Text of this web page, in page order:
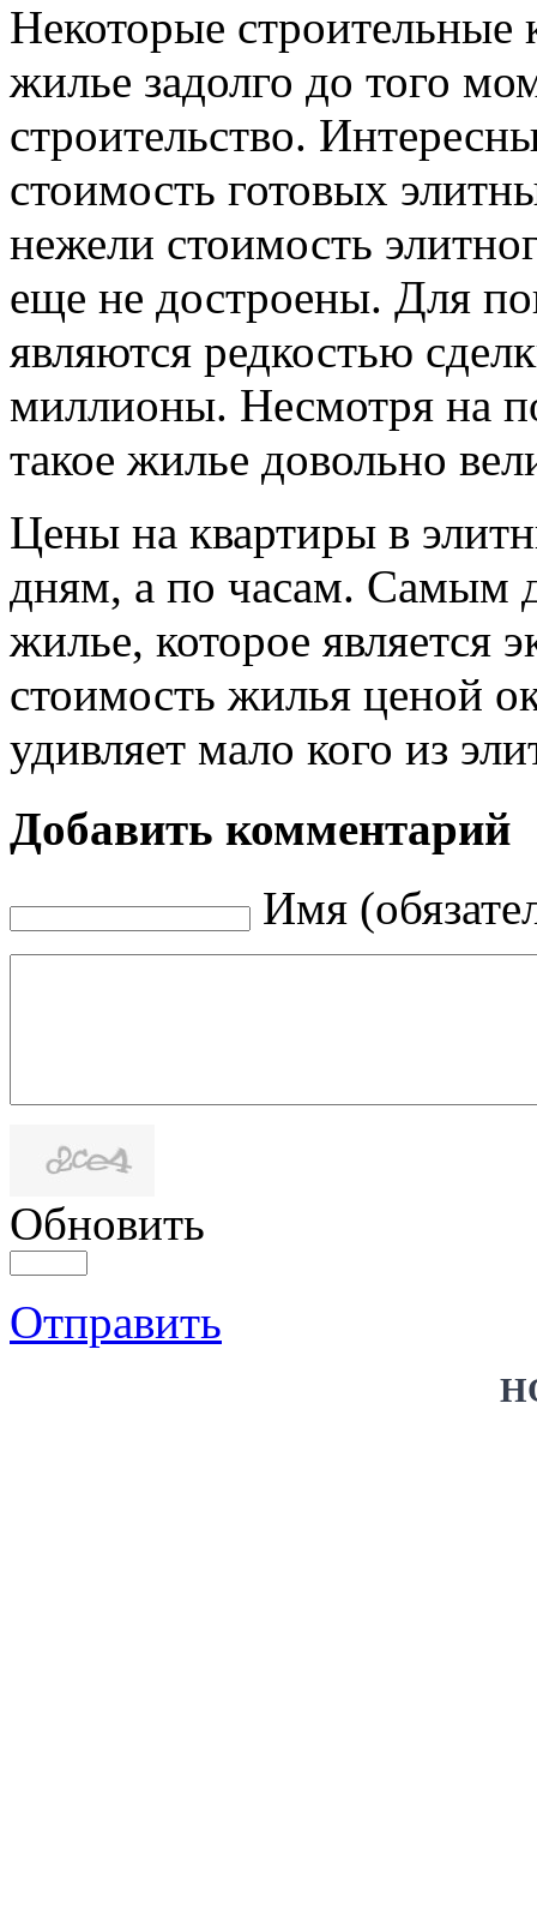
Некоторые строительные
жилье задолго до того
строительство.
стоимость готовых
нежели стоимость
еще не достроены. Для
являются редкостью
миллионы. Несмотря на
такое жилье довольно
Цены на квартиры в
дням, а по часам. Самым
жилье, которое является
стоимость жилья ценой
удивляет мало кого из
Добавить комментарий
Имя
Обновить
Отправить